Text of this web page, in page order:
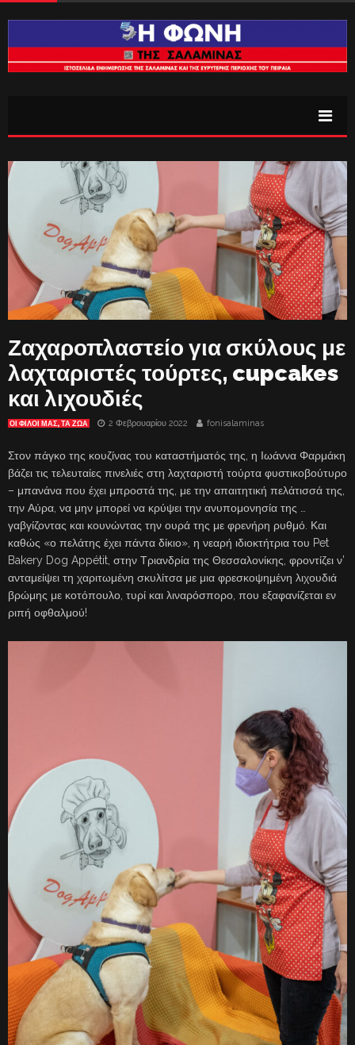
Ζαχαροπλαστείο για σκύλους με
λαχταριστές τούρτες, cupcakes
και λιχουδιές
ΟΙ ΦΙΛΟΙ ΜΑΣ, ΤΑ ΖΩΑ 2 Φεβρουαρίου 2022 fonisalaminas
Στον πάγκο της κουζίνας του καταστήματός της, η Ιωάννα Φαρμάκη
βάζει τις τελευταίες πινελιές στη λαχταριστή τούρτα φυστικοβούτυρο
– μπανάνα που έχει μπροστά της, με την απαιτητική πελάτισσά της,
την Αύρα, να μην μπορεί να κρύψει την ανυπομονησία της …
γαβγίζοντας και κουνώντας την ουρά της με φρενήρη ρυθμό. Και
καθώς «ο πελάτης έχει πάντα δίκιο», η νεαρή ιδιοκτήτρια του Pet
Bakery Dog Appétit, στην Τριανδρία της Θεσσαλονίκης, φροντίζει ν’
ανταμείψει τη χαριτωμένη σκυλίτσα με μια φρεσκοψημένη λιχουδιά
βρώμης με κοτόπουλο, τυρί και λιναρόσπορο, που εξαφανίζεται εν
ριπή οφθαλμού!